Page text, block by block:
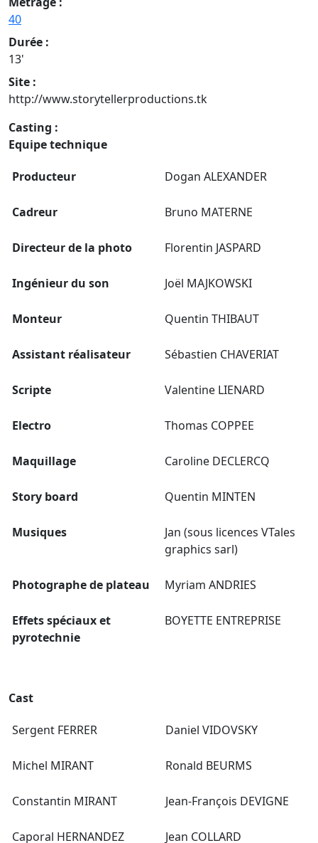
40
Durée :
13'
Site :
http://www.storytellerproductions.tk
Casting :
Equipe technique
Producteur Dogan ALEXANDER
Cadreur Bruno MATERNE
Directeur de la photo Florentin JASPARD
Ingénieur du son Joël MAJKOWSKI
Monteur Quentin THIBAUT
Assistant réalisateur Sébastien CHAVERIAT
Scripte Valentine LIENARD
Electro Thomas COPPEE
Maquillage Caroline DECLERCQ
Story board Quentin MINTEN
Musiques
Jan (sous licences VTales
graphics sarl)
Photographe de plateau Myriam ANDRIES
Effets spéciaux et
pyrotechnie
BOYETTE ENTREPRISE
Cast
Sergent FERRER Daniel VIDOVSKY
Michel MIRANT Ronald BEURMS
Constantin MIRANT Jean-François DEVIGNE
Caporal HERNANDEZ Jean COLLARD